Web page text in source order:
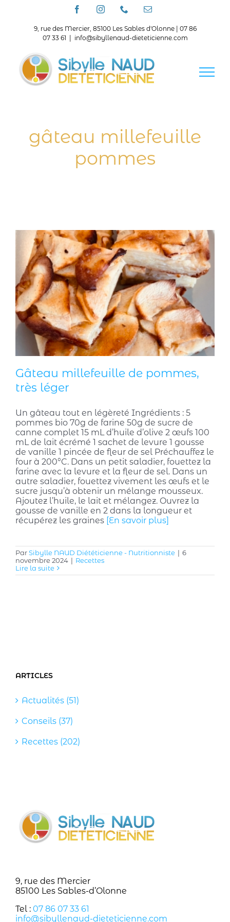
FacebookInstagramTéléphoneEmail
9, rue des Mercier, 85100 Les Sables d'Olonne | 07 86
07 33 61
info@sibyllenaud-dieteticienne.com
gâteau millefeuille
pommes
Gâteau millefeuille de pommes,
très léger
Un gâteau tout en légèreté Ingrédients : 5
pommes bio 70g de farine 50g de sucre de
canne complet 15 mL d’huile d’olive 2 œufs 100
mL de lait écrémé 1 sachet de levure 1 gousse
de vanille 1 pincée de fleur de sel Préchauffez le
four à 200°C. Dans un petit saladier, fouettez la
farine avec la levure et la fleur de sel. Dans un
autre saladier, fouettez vivement les œufs et le
sucre jusqu’à obtenir un mélange mousseux.
Ajoutez l’huile, le lait et mélangez. Ouvrez la
gousse de vanille en 2 dans la longueur et
récupérez les graines [En savoir plus]
ParSibylle NAUD Diététicienne - Nutritionniste | 6
novembre 2024 | Recettes
Lire la suite
ARTICLES
Actualités (51)
Conseils (37)
Recettes (202)
9, rue des Mercier
85100 Les Sables-d’Olonne
Tel : 07 86 07 33 61
info@sibyllenaud-dieteticienne.com